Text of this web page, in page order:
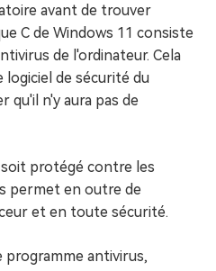
avant de trouver
C de Windows 11 consiste
de l'ordinateur. Cela
de sécurité du
qu'il n'y aura pas de
protégé contre les
permet en outre de
et en toute sécurité.
programme antivirus,